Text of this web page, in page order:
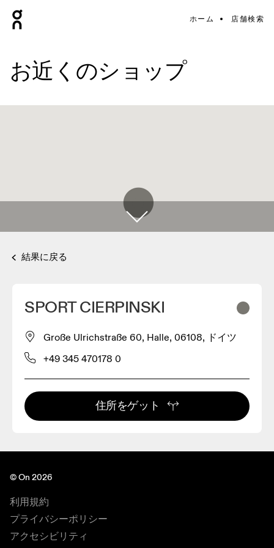
ホーム 店舗検索
お近くのショップ
結果に戻る
SPORT CIERPINSKI
Große Ulrichstraße 60, Halle, 06108, ドイツ
+49 345 470178 0
住所をゲット
© On 2026
利用規約
プライバシーポリシー
アクセシビリティ